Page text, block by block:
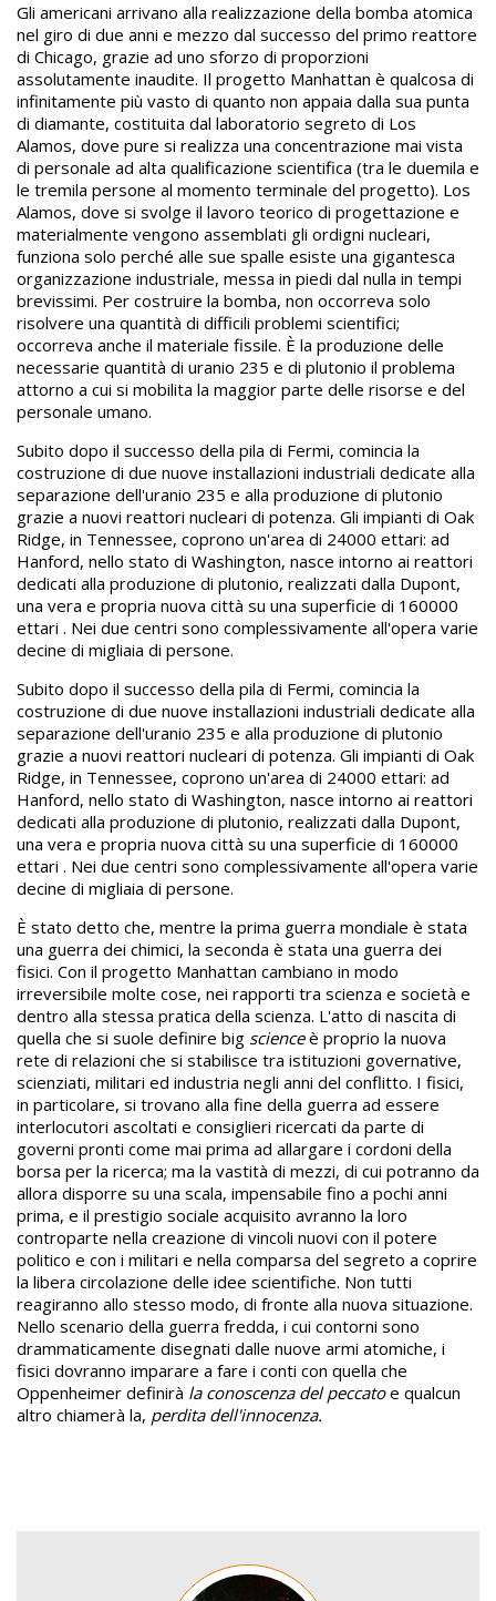
Gli americani arrivano alla realizzazione della bomba atomica
nel giro di due anni e mezzo dal successo del primo reattore
di Chicago, grazie ad uno sforzo di proporzioni
assolutamente inaudite. Il progetto Manhattan è qualcosa di
infinitamente più vasto di quanto non appaia dalla sua punta
di diamante, costituita dal laboratorio segreto di Los
Alamos, dove pure si realizza una concentrazione mai vista
di personale ad alta qualificazione scientifica (tra le duemila e
le tremila persone al momento terminale del progetto). Los
Alamos, dove si svolge il lavoro teorico di progettazione e
materialmente vengono assemblati gli ordigni nucleari,
funziona solo perché alle sue spalle esiste una gigantesca
organizzazione industriale, messa in piedi dal nulla in tempi
brevissimi. Per costruire la bomba, non occorreva solo
risolvere una quantità di difficili problemi scientifici;
occorreva anche il materiale fissile. È la produzione delle
necessarie quantità di uranio 235 e di plutonio il problema
attorno a cui si mobilita la maggior parte delle risorse e del
personale umano.
Subito dopo il successo della pila di Fermi, comincia la
costruzione di due nuove installazioni industriali dedicate alla
separazione dell'uranio 235 e alla produzione di plutonio
grazie a nuovi reattori nucleari di potenza. Gli impianti di Oak
Ridge, in Tennessee, coprono un'area di 24000 ettari: ad
Hanford, nello stato di Washington, nasce intorno ai reattori
dedicati alla produzione di plutonio, realizzati dalla Dupont,
una vera e propria nuova città su una superficie di 160000
ettari . Nei due centri sono complessivamente all'opera varie
decine di migliaia di persone.
Subito dopo il successo della pila di Fermi, comincia la
costruzione di due nuove installazioni industriali dedicate alla
separazione dell'uranio 235 e alla produzione di plutonio
grazie a nuovi reattori nucleari di potenza. Gli impianti di Oak
Ridge, in Tennessee, coprono un'area di 24000 ettari: ad
Hanford, nello stato di Washington, nasce intorno ai reattori
dedicati alla produzione di plutonio, realizzati dalla Dupont,
una vera e propria nuova città su una superficie di 160000
ettari . Nei due centri sono complessivamente all'opera varie
decine di migliaia di persone.
È stato detto che, mentre la prima guerra mondiale è stata
una guerra dei chimici, la seconda è stata una guerra dei
fisici. Con il progetto Manhattan cambiano in modo
irreversibile molte cose, nei rapporti tra scienza e società e
dentro alla stessa pratica della scienza. L'atto di nascita di
quella che si suole definire big scienceè proprio la nuova
rete di relazioni che si stabilisce tra istituzioni governative,
scienziati, militari ed industria negli anni del conflitto. I fisici,
in particolare, si trovano alla fine della guerra ad essere
interlocutori ascoltati e consiglieri ricercati da parte di
governi pronti come mai prima ad allargare i cordoni della
borsa per la ricerca; ma la vastità di mezzi, di cui potranno da
allora disporre su una scala, impensabile fino a pochi anni
prima, e il prestigio sociale acquisito avranno la loro
controparte nella creazione di vincoli nuovi con il potere
politico e con i militari e nella comparsa del segreto a coprire
la libera circolazione delle idee scientifiche. Non tutti
reagiranno allo stesso modo, di fronte alla nuova situazione.
Nello scenario della guerra fredda, i cui contorni sono
drammaticamente disegnati dalle nuove armi atomiche, i
fisici dovranno imparare a fare i conti con quella che
Oppenheimer definirà la conoscenza del peccatoe qualcun
altro chiamerà la, perdita dell'innocenza.